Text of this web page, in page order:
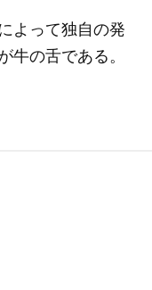
よって独自の発
牛の舌である。